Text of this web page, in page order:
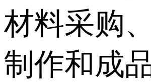
材料采购
制作和成